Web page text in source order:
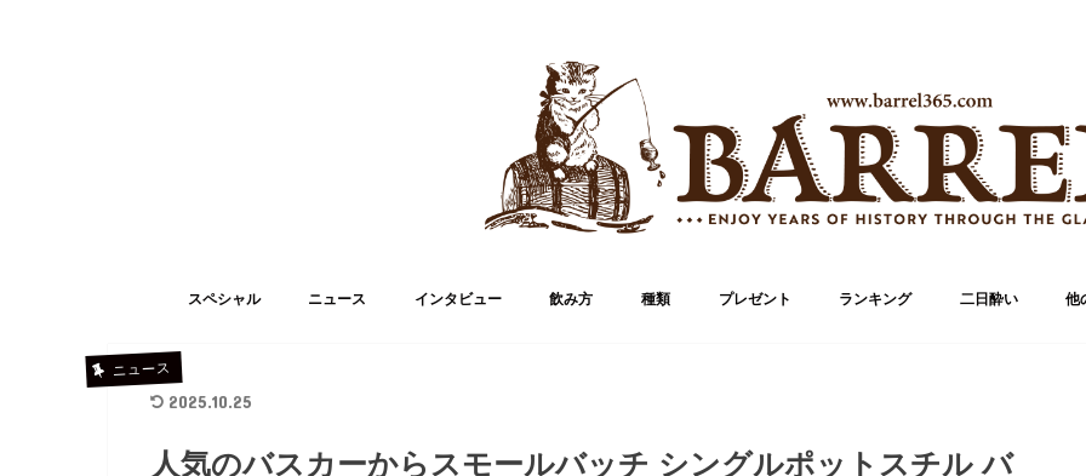
スペシャル ニュース インタビュー 飲み方 種類 プレゼント ランキング 二日酔い 他
ニュース
2025.10.25
人気のバスカーからスモールバッチ シングルポットスチル バ